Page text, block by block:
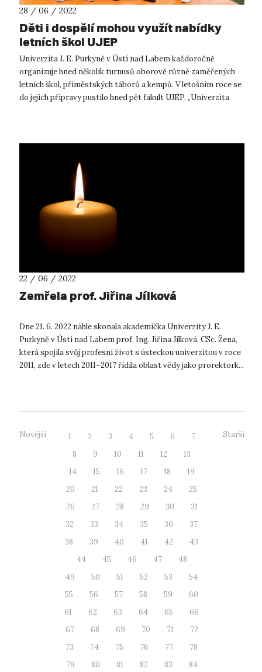
28 / 06 / 2022
Děti i dospělí mohou využít nabídky
letních škol UJEP
Univerzita J. E. Purkyně v Ústí nad Labem každoročně
organizuje hned několik turnusů oborově různě zaměřených
letních škol, příměstských táborů a kempů. V letošním roce se
do jejich přípravy pustilo hned pět fakult UJEP. „Univerzita
22 / 06 / 2022
Zemřela prof. Jiřina Jílková
Dne 21. 6. 2022 náhle skonala akademička Univerzity J. E.
Purkyně v Ústí nad Labem prof. Ing. Jiřina Jílková, CSc. Žena,
která spojila svůj profesní život s ústeckou univerzitou v roce
2011, zde v letech 2011–2017 řídila oblast vědy jako prorektork...
Novější 1 2 3 4 5 6
7
8
9 10 11 12
13
14
15 16 17 18
19
20
21 22 23 24
25
26
27 28 29 30
31
32
33 34 35 36
37
38
39 40 41 42
43
44
45 46 47
48
49
50 51 52 53
54
55
56 57 58 59
60
61
62 63 64 65
66
67
68 69 70 71
72
73
74 75 76 77
78
79
80 81 82 83
84
Starší